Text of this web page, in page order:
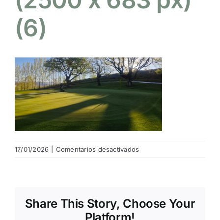
NOTICIAS
OFERTAS
RESERVAR
(6)
17/01/2026 Comentarios desactivados
x
Share This Story, Choose Your